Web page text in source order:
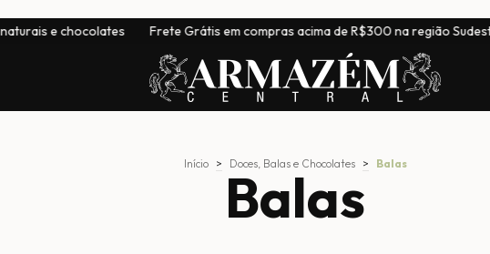
Frete Grátis em compras acima de R$300 na região Sudeste | Entrega para
Início > Doces, Balas e Chocolates > Balas
Balas